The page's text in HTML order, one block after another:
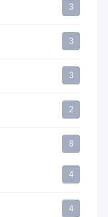
3
3
3
2
8
4
4